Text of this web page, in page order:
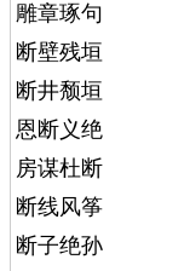
雕章琢句
断壁残垣
断井颓垣
恩断义绝
房谋杜断
断线风筝
断子绝孙